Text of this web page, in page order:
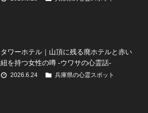
タワーホテル｜山頂に残る廃ホテルと赤い
紐を持つ女性の噂 -ウワサの心霊話-
2026.6.24 兵庫県の心霊スポット